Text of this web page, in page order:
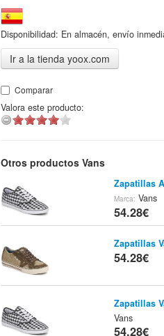
Disponibilidad: En almacén, envío
Ir a la tienda yoox.com
Comparar
Valora este producto:
Otros productos Vans
Zapatillas
Marca: Vans
54.28€
Zapatillas
54.28€
Zapatillas
Vans
54.28€